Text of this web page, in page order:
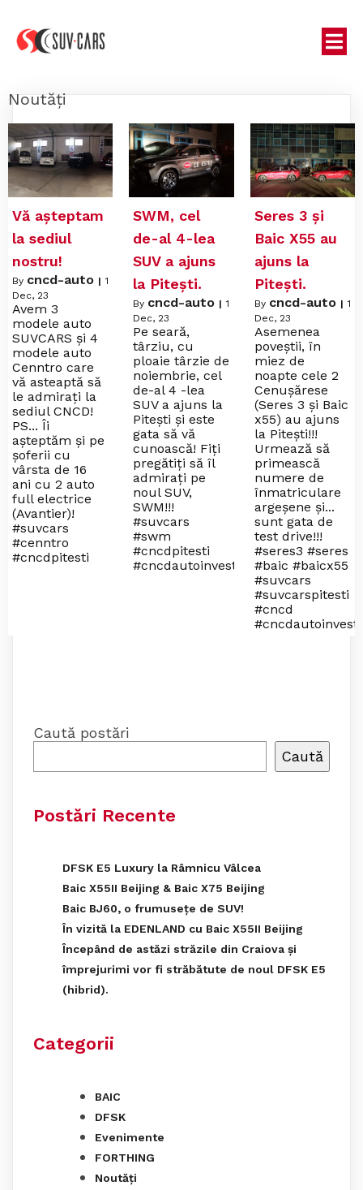
Noutăți
Vă așteptam
la sediul
nostru!
By cncd-auto | 1
Dec, 23
Avem 3
modele auto
SUVCARS și 4
modele auto
Cenntro care
vă asteaptă să
le admirați la
sediul CNCD!
PS... Îi
așteptăm și pe
șoferii cu
vârsta de 16
ani cu 2 auto
full electrice
(Avantier)!
#suvcars
#cenntro
#cncdpitesti
SWM, cel
de-al 4-lea
SUV a ajuns
la Pitești.
By cncd-auto | 1
Dec, 23
Pe seară,
târziu, cu
ploaie târzie de
noiembrie, cel
de-al 4 -lea
SUV a ajuns la
Pitești și este
gata să vă
cunoască! Fiți
pregătiți să îl
admirați pe
noul SUV,
SWM!!!
#suvcars
#swm
#cncdpitesti
#cncdautoinvest
Seres 3 și
Baic X55 au
ajuns la
Pitești.
By cncd-auto | 1
Dec, 23
Asemenea
poveștii, în
miez de
noapte cele 2
Cenușărese
(Seres 3 și Baic
x55) au ajuns
la Pitești!!!
Urmează să
primească
numere de
înmatriculare
argeșene și...
sunt gata de
test drive!!!
#seres3 #seres
#baic #baicx55
#suvcars
#suvcarspitesti
#cncd
#cncdautoinvest
Caută postări
Caută
Postări Recente
DFSK E5 Luxury la Râmnicu Vâlcea
Baic X55II Beijing & Baic X75 Beijing
Baic BJ60, o frumusețe de SUV!
În vizită la EDENLAND cu Baic X55II Beijing
Începând de astăzi străzile din Craiova și
împrejurimi vor fi străbătute de noul DFSK E5
(hibrid).
Categorii
BAIC
DFSK
Evenimente
FORTHING
Noutăți